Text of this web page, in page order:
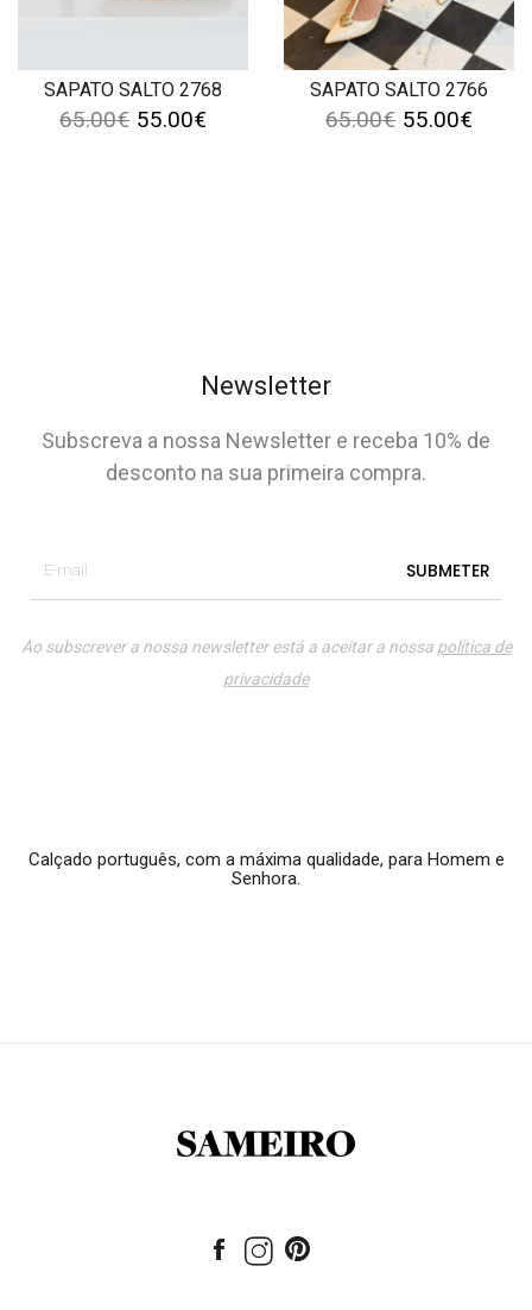
SAPATO SALTO 2768
65.00€ 55.00€
SAPATO SALTO 2766
65.00€ 55.00€
Newsletter
Subscreva a nossa Newsletter e receba 10% de
desconto na sua primeira compra.
Ao subscrever a nossa newsletter está a aceitar a nossa política de
privacidade
Calçado português, com a máxima qualidade, para Homem e
Senhora.